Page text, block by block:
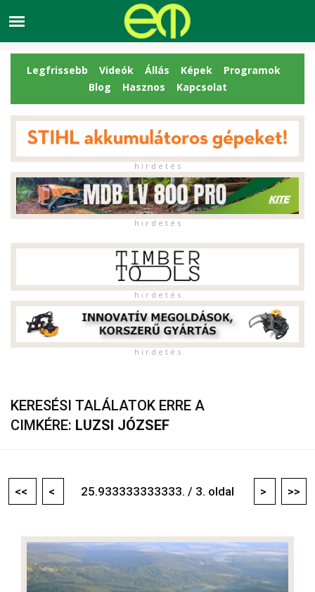
Legfrissebb Videók Állás Képek
Programok
Blog
Hasznos Kapcsolat
h i r d e t é s
h i r d e t é s
h i r d e t é s
h i r d e t é s
KERESÉSI TALÁLATOK ERRE A
CIMKÉRE: LUZSI JÓZSEF
<< < 25.933333333333. / 3. oldal > >>